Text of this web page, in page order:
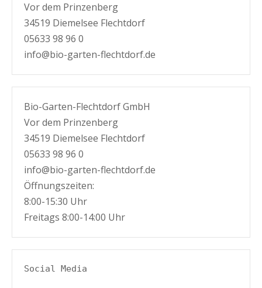
Vor dem Prinzenberg
34519 Diemelsee Flechtdorf
05633 98 96 0
info@bio-garten-flechtdorf.de
Bio-Garten-Flechtdorf GmbH
Vor dem Prinzenberg
34519 Diemelsee Flechtdorf
05633 98 96 0
info@bio-garten-flechtdorf.de
Öffnungszeiten:
8:00-15:30 Uhr
Freitags 8:00-14:00 Uhr
Social Media